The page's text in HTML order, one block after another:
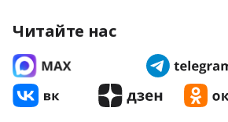
Читайте нас